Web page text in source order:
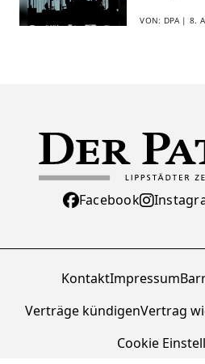
VON: DPA | 8.
Facebook
KontaktImpressum
Verträge kündigenVertrag
Cookie